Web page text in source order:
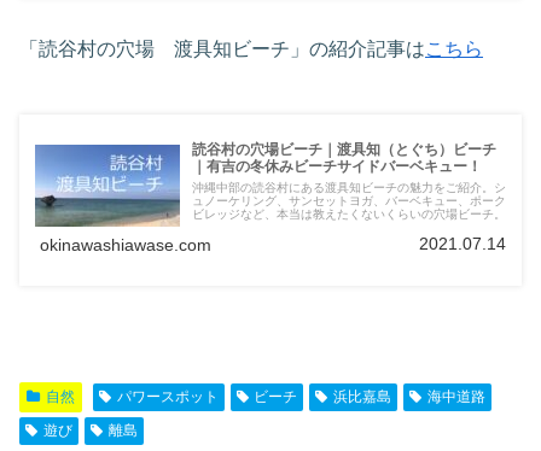
「読谷村の穴場 渡具知ビーチ」の紹介記事はこちら
読谷村の穴場ビーチ｜渡具知（とぐち）ビーチ
｜有吉の冬休みビーチサイドバーベキュー！
沖縄中部の読谷村にある渡具知ビーチの魅力をご紹介。シ
ュノーケリング、サンセットヨガ、バーベキュー、ポーク
ビレッジなど、本当は教えたくないくらいの穴場ビーチ。
okinawashiawase.com 2021.07.14
自然 パワースポット ビーチ 浜比嘉島
海中道路
遊び
離島